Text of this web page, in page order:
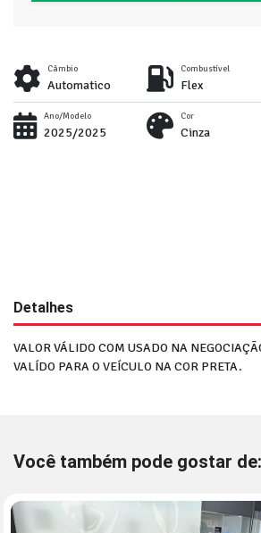
Câmbio
Automatico
Combustível
Flex
Ano/Modelo
2025/2025
Cor
Cinza
Detalhes
VALOR VÁLIDO COM USADO NA
VALÍDO PARA O VEÍCULO NA COR PRETA.
Você também pode gostar de: